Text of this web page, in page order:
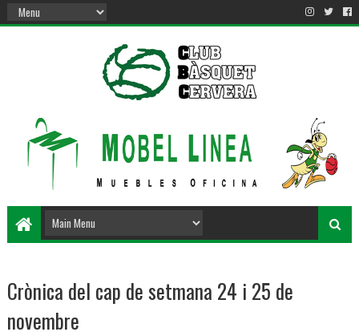
Crònica del cap de setmana 24 i 25 de
novembre